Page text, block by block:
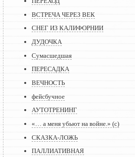
ВСТРЕЧА ЧЕРЕЗ ВЕК
СНЕГ ИЗ КАЛИФОРНИИ
ДУДОЧКА
Сумасшедшая
ПЕРЕСАДКА
ВЕЧНОСТЬ
фейсбучное
АУТОТРЕНИНГ
«… а меня убьют на войне.» (с)
СКАЗКА-ЛОЖЬ
ПАЛЛИАТИВНАЯ